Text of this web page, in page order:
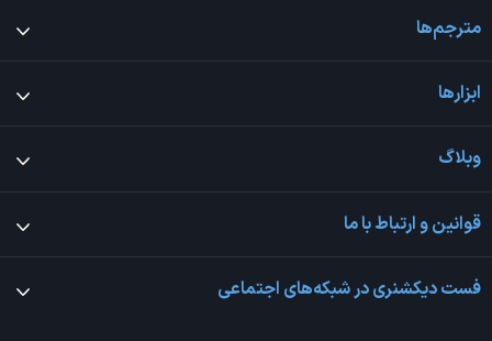
مترجم‌ها
ابزارها
وبلاگ
قوانین و ارتباط با ما
فست دیکشنری در شبکه‌های اجتماعی